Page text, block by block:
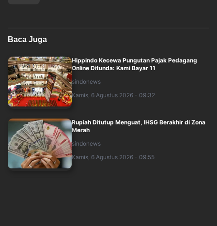
Baca Juga
Hippindo Kecewa Pungutan Pajak Pedagang
Online Ditunda: Kami Bayar 11
sindonews
Kamis, 6 Agustus 2026 - 09:32
Rupiah Ditutup Menguat, IHSG Berakhir di Zona
Merah
sindonews
Kamis, 6 Agustus 2026 - 09:55